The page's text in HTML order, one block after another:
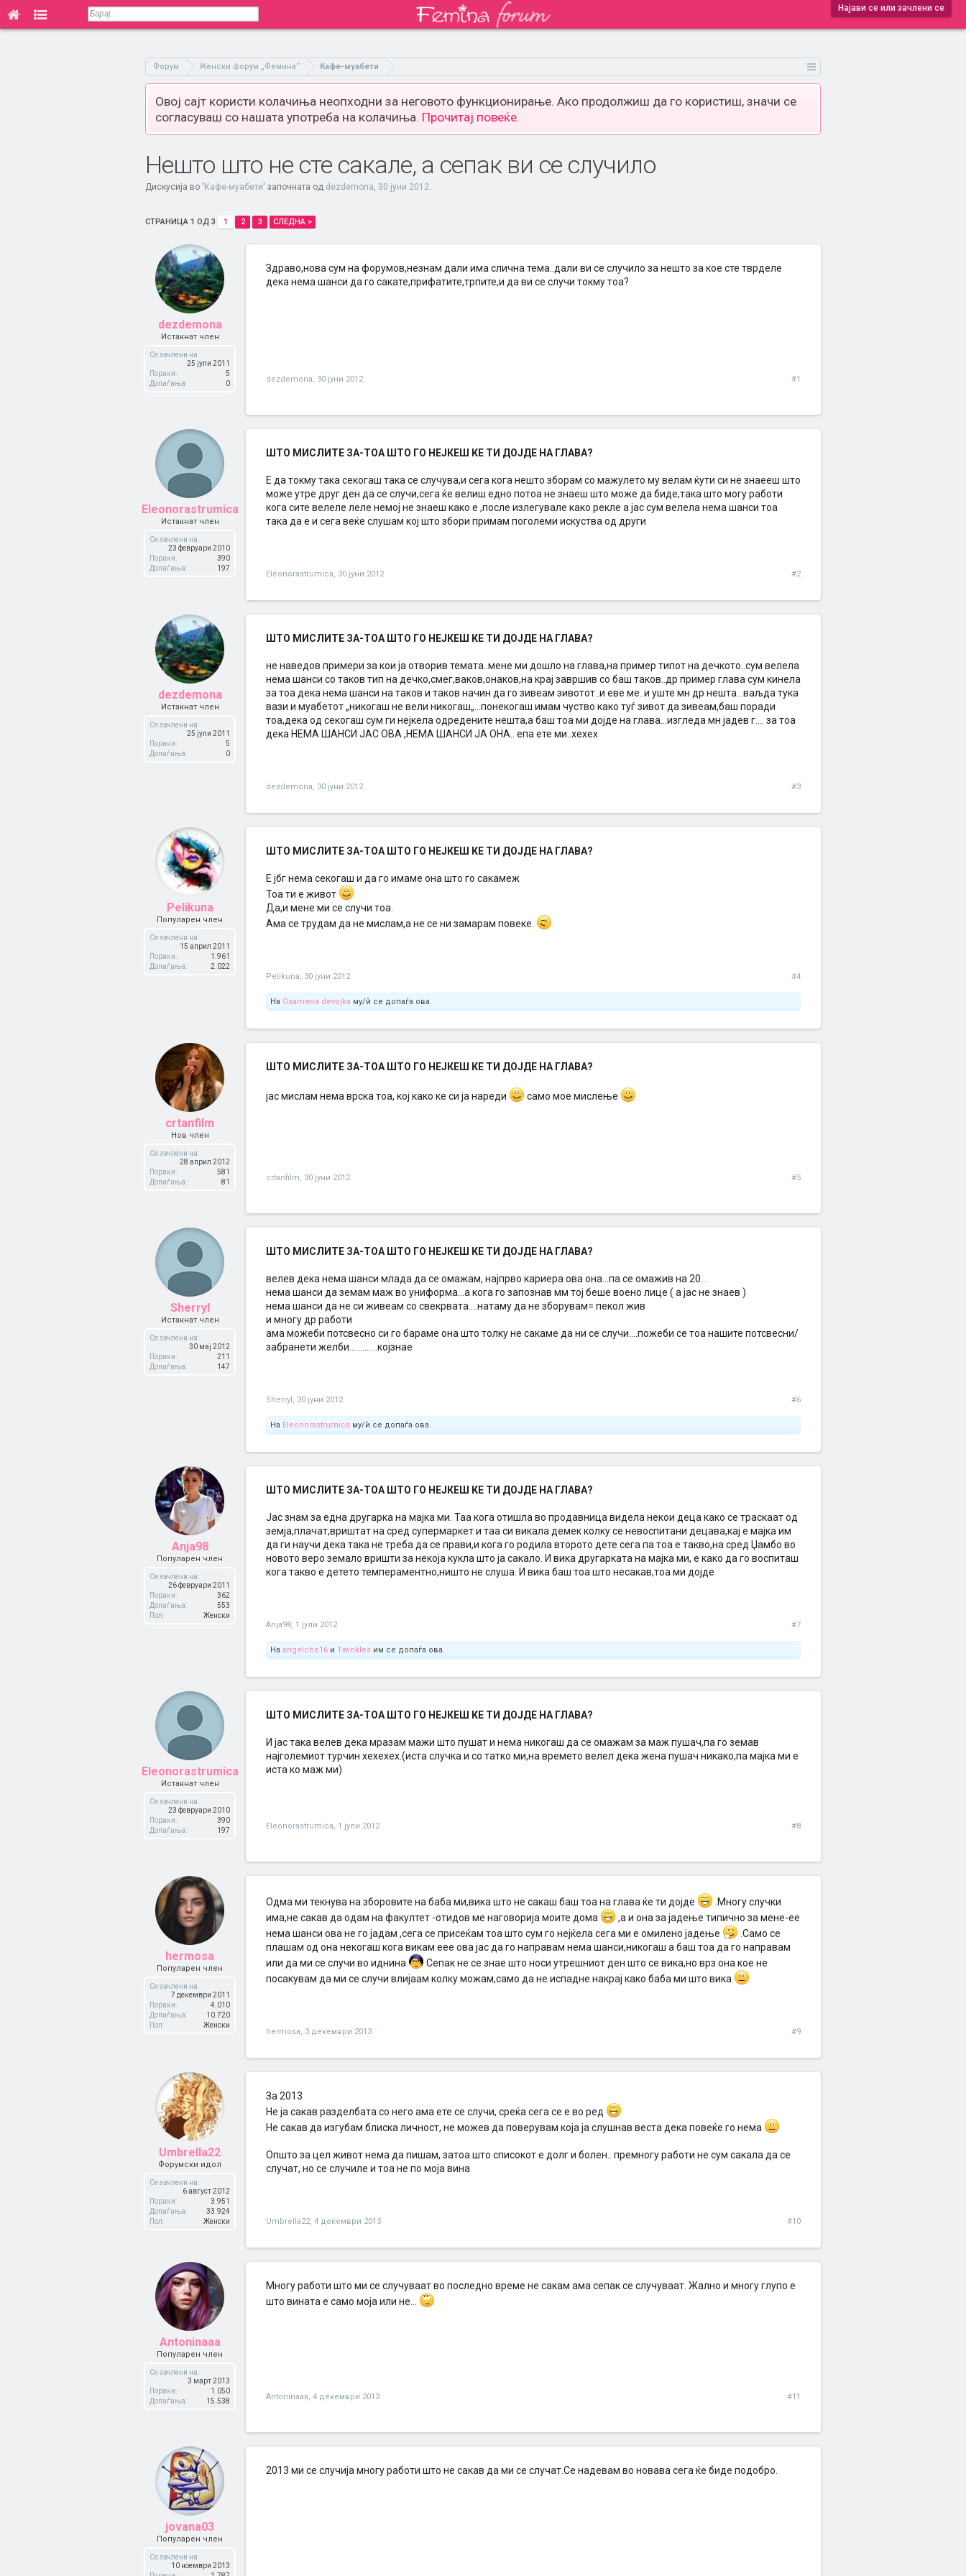
Најави се или зачлени се
Форум Женски форум „Фемина“ Кафе-муабети
Овој сајт користи колачиња неопходни за неговото функционирање. Ако продолжиш да го користиш, значи се
согласуваш со нашата употреба на колачиња. Прочитај повеќе.
Нешто што не сте сакале, а сепак ви се случило
Дискусија во ' Кафе-муабети' започната од dezdemona, 30 јуни 2012.
СТРАНИЦА 1 ОД 3 1 2 3 СЛЕДНА >
dezdemona
Истакнат член
Се зачлени на:
25 јули 2011
Пораки:
5
Допаѓања:
0
Здраво,нова сум на форумов,незнам дали има слична тема..дали ви се случило за нешто за кое сте тврделе
дека нема шанси да го сакате,прифатите,трпите,и да ви се случи токму тоа?
dezdemona, 30 јуни 2012 #1
Eleonorastrumica
Истакнат член
Се зачлени на:
23 февруари 2010
Пораки:
390
Допаѓања:
197
ШТО МИСЛИТЕ ЗА-ТОА ШТО ГО НЕЈКЕШ КЕ ТИ ДОЈДЕ НА ГЛАВА?
Е да токму така секогаш така се случува,и сега кога нешто зборам со мажулето му велам ќути си не знаееш што
може утре друг ден да се случи,сега ќе велиш едно потоа не знаеш што може да биде,така што могу работи
кога сите велеле леле немој не знаеш како е ,после излегувале како рекле а јас сум велела нема шанси тоа
така да е и сега веќе слушам кој што збори примам поголеми искуства од други
Eleonorastrumica, 30 јуни 2012 #2
dezdemona
Истакнат член
Се зачлени на:
25 јули 2011
Пораки:
5
Допаѓања:
0
ШТО МИСЛИТЕ ЗА-ТОА ШТО ГО НЕЈКЕШ КЕ ТИ ДОЈДЕ НА ГЛАВА?
не наведов примери за кои ја отворив темата..мене ми дошло на глава,на пример типот на дечкото..сум велела
нема шанси со таков тип на дечко,смег,ваков,онаков,на крај завршив со баш таков..др пример глава сум кинела
за тоа дека нема шанси на таков и таков начин да го зивеам зивотот..и еве ме..и уште мн др нешта...ваљда тука
вази и муабетот „никогаш не вели никогаш„...понекогаш имам чуство како туѓ зивот да зивеам,баш поради
тоа,дека од секогаш сум ги нејкела одредените нешта,а баш тоа ми дојде на глава...изгледа мн јадев г.... за тоа
дека НЕМА ШАНСИ ЈАС ОВА ,НЕМА ШАНСИ ЈА ОНА.. епа ете ми..хехех
dezdemona, 30 јуни 2012 #3
Pelikuna
Популарен член
Се зачлени на:
15 април 2011
Пораки:
1.961
Допаѓања:
2.022
ШТО МИСЛИТЕ ЗА-ТОА ШТО ГО НЕЈКЕШ КЕ ТИ ДОЈДЕ НА ГЛАВА?
Е јбг нема секогаш и да го имаме она што го сакамеж
Тоа ти е живот
Да,и мене ми се случи тоа.
Ама се трудам да не мислам,а не се ни замарам повеке.
Pelikuna, 30 јуни 2012 #4
На Osamena devojka му/ѝ се допаѓа ова.
crtanfilm
Нов член
Се зачлени на:
28 април 2012
Пораки:
581
Допаѓања:
81
ШТО МИСЛИТЕ ЗА-ТОА ШТО ГО НЕЈКЕШ КЕ ТИ ДОЈДЕ НА ГЛАВА?
јас мислам нема врска тоа, кој како ке си ја нареди само мое мислење
crtanfilm, 30 јуни 2012 #5
Sherryl
Истакнат член
Се зачлени на:
30 мај 2012
Пораки:
211
Допаѓања:
147
ШТО МИСЛИТЕ ЗА-ТОА ШТО ГО НЕЈКЕШ КЕ ТИ ДОЈДЕ НА ГЛАВА?
велев дека нема шанси млада да се омажам, најпрво кариера ова она...па се омажив на 20...
нема шанси да земам маж во униформа...а кога го запознав мм тој беше воено лице ( а јас не знаев )
нема шанси да не си живеам со свекрвата....натаму да не зборувам= пекол жив
и многу др работи
ама можеби потсвесно си го бараме она што толку не сакаме да ни се случи....пожеби се тоа нашите потсвесни/
забранети желби.............којзнае
Sherryl, 30 јуни 2012 #6
На Eleonorastrumica му/ѝ се допаѓа ова.
Anja98
Популарен член
Се зачлени на:
26 февруари 2011
Пораки:
362
Допаѓања:
553
Пол:
Женски
ШТО МИСЛИТЕ ЗА-ТОА ШТО ГО НЕЈКЕШ КЕ ТИ ДОЈДЕ НА ГЛАВА?
Јас знам за една другарка на мајка ми. Таа кога отишла во продавница видела некои деца како се траскаат од
земја,плачат,вриштат на сред супермаркет и таа си викала демек колку се невоспитани децава,кај е мајка им
да ги научи дека така не треба да се прави,и кога го родила второто дете сега па тоа е такво,на сред Џамбо во
новото веро земало вришти за некоја кукла што ја сакало. И вика другарката на мајка ми, е како да го воспиташ
кога такво е детето темпераментно,ништо не слуша. И вика баш тоа што несакав,тоа ми дојде
Anja98, 1 јули 2012 #7
На angelche16 и Twinkles им се допаѓа ова.
Eleonorastrumica
Истакнат член
Се зачлени на:
23 февруари 2010
Пораки:
390
Допаѓања:
197
ШТО МИСЛИТЕ ЗА-ТОА ШТО ГО НЕЈКЕШ КЕ ТИ ДОЈДЕ НА ГЛАВА?
И јас така велев дека мразам мажи што пушат и нема никогаш да се омажам за маж пушач,па го земав
најголемиот турчин хехехех.(иста случка и со татко ми,на времето велел дека жена пушач никако,па мајка ми е
иста ко маж ми)
Eleonorastrumica, 1 јули 2012 #8
hermosa
Популарен член
Се зачлени на:
7 декември 2011
Пораки:
4.010
Допаѓања:
10.720
Пол:
Женски
Oдма ми текнува на зборовите на баба ми,вика што не сакаш баш тоа на глава ќе ти дојде
.Mногу случки
има,не сакав да одам на факултет -отидов ме наговорија моите дома
,а и она за јадење типично за мене-ее
нема шанси ова не го јадам ,сега се присеќам тоа што сум го нејќела сега ми е омилено јадење
.Cамо се
плашам од она некогаш кога викам еее ова јас да го направам нема шанси,никогаш а баш тоа да го направам
или да ми се случи во иднина
Cепак не се знае што носи утрешниот ден што се вика,но врз она кое не
посакувам да ми се случи влијаам колку можам,само да не испадне накрај како баба ми што вика
hermosa, 3 декември 2013 #9
Umbrella22
Форумски идол
Се зачлени на:
6 август 2012
Пораки:
3.951
Допаѓања:
33.924
Пол:
Женски
За 2013
Не ја сакав разделбата со него ама ете се случи, среќа сега се е во ред
Не сакав да изгубам блиска личност, не можев да поверувам која ја слушнав веста дека повеќе го нема
Општо за цел живот нема да пишам, затоа што списокот е долг и болен.. премногу работи не сум сакала да се
случат, но се случиле и тоа не по моја вина
Umbrella22, 4 декември 2013 #10
Antoninaaa
Популарен член
Се зачлени на:
3 март 2013
Пораки:
1.050
Допаѓања:
15.538
Многу работи што ми се случуваат во последно време не сакам ама сепак се случуваат. Жално и многу глупо е
што вината е само моја или не...
Antoninaaa, 4 декември 2013 #11
jovana03
Популарен член
Се зачлени на:
10 ноември 2013
2013 ми се случија многу работи што не сакав да ми се случат.Се надевам во новава сега ќе биде подобро.